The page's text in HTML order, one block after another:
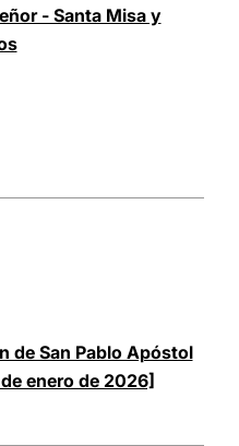
- Santa Misa y
de San Pablo Apóstol
enero de 2026]